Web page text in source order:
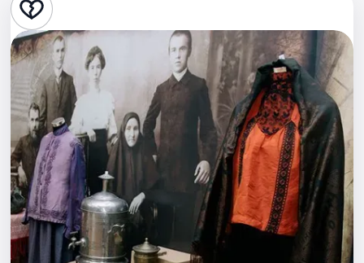
Стендап
Выставки
Квесты
Экскурсии
Спорт
События